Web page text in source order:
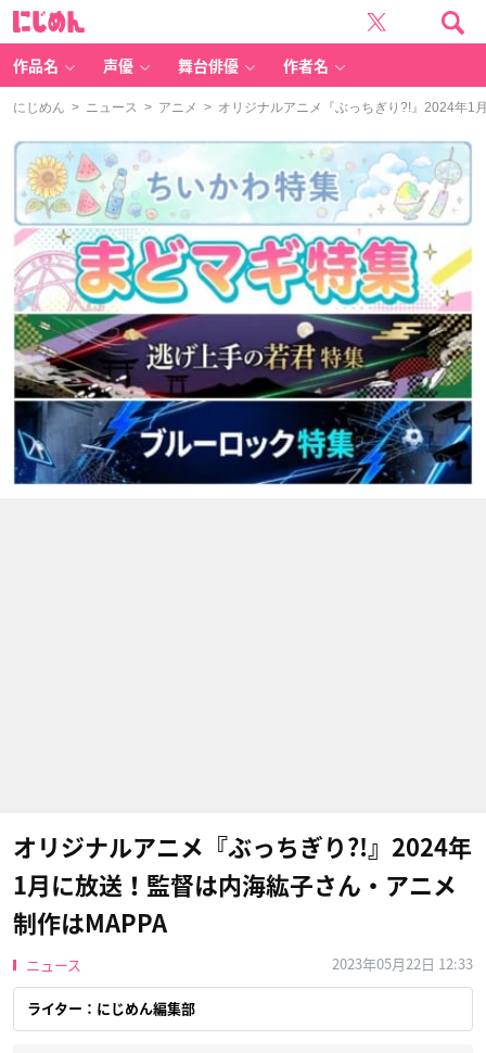
作品名 声優 舞台俳優 作者名
にじめん > ニュース > アニメ > オリジナルアニメ『ぶっちぎり?!』2024年1
オリジナルアニメ『ぶっちぎり?!』2024年
1月に放送！監督は内海紘子さん・アニメ
制作はMAPPA
ニュース 2023年05月22日 12:33
ライター：にじめん編集部